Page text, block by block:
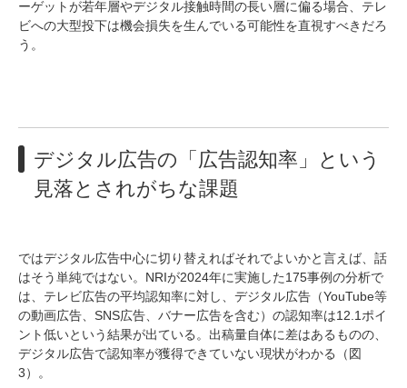
ーゲットが若年層やデジタル接触時間の長い層に偏る場合、テレ
ビへの大型投下は機会損失を生んでいる可能性を直視すべきだろ
う。
デジタル広告の「広告認知率」という
見落とされがちな課題
ではデジタル広告中心に切り替えればそれでよいかと言えば、話
はそう単純ではない。NRIが2024年に実施した175事例の分析で
は、テレビ広告の平均認知率に対し、デジタル広告（YouTube等
の動画広告、SNS広告、バナー広告を含む）の認知率は12.1ポイ
ント低いという結果が出ている。出稿量自体に差はあるものの、
デジタル広告で認知率が獲得できていない現状がわかる（図
3）。